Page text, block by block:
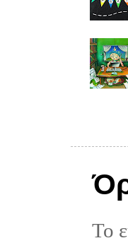
Το